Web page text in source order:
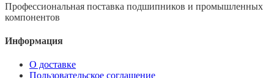
Профессиональная поставка подшипников и промышленных
компонентов
Информация
О доставке
Пользовательское соглашение